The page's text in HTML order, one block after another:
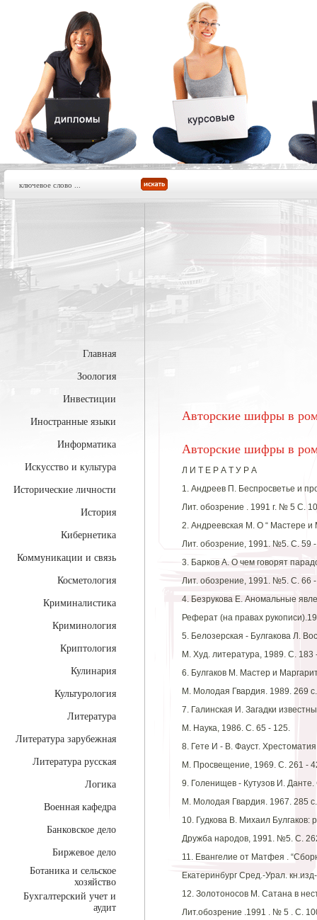
Главная
Зоология
Инвестиции
Иностранные языки
Информатика
Искусство и культура
Исторические личности
История
Кибернетика
Коммуникации и связь
Косметология
Криминалистика
Криминология
Криптология
Кулинария
Культурология
Литература
Литература зарубежная
Литература русская
Логика
Военная кафедра
Банковское дело
Биржевое дело
Ботаника и сельское
хозяйство
Бухгалтерский учет и
аудит
Авторские шифры в
Авторские шифры в
Л И Т Е Р А Т У Р А
1. Андреев П. Беспросветье и
Лит. обозрение . 1991 г. № 5 С.
2. Андреевская М. О “ Мастере и
Лит. обозрение, 1991. №5. С. 59
3. Барков А. О чем говорят
Лит. обозрение, 1991. №5. С. 66
4. Безрукова Е. Аномальные
Реферат (на правах
5. Белозерская - Булгакова Л.
М. Худ. литература, 1989. С. 183
6. Булгаков М. Мастер и
М. Молодая Гвардия. 1989. 269 с.
7. Галинская И. Загадки
М. Наука, 1986. С. 65 - 125.
8. Гете И - В. Фауст.
М. Просвещение, 1969. С. 261 -
9. Голенищев - Кутузов И.
М. Молодая Гвардия. 1967. 285 с.
10. Гудкова В. Михаил Булгаков:
Дружба народов, 1991. №5. С.
11. Евангелие от Матфея .
Екатеринбург Сред.-Урал.
12. Золотоносов М. Сатана в
Лит.обозрение .1991 . № 5 . С.